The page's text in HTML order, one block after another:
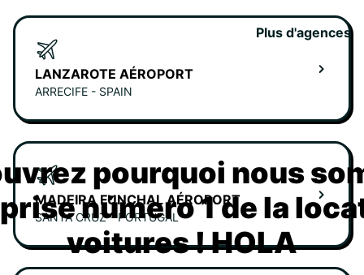
LANZAROTE AÉROPORT
ARRECIFE - SPAIN
MADEIRA FUNCHAL AÉROPORT
SANTA CRUZ - PORTUGAL
Plus d'agences
pourquoi nous
número 1 de la
voitures ! HOLA